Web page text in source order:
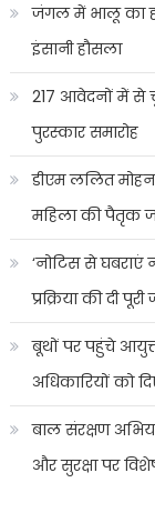
जंगल में भालू का
इंसानी हौसला
217 आवेदनों में से
पुरस्कार समारोह
डीएम ललित
महिला की पैतृक
‘नोटिस से
प्रक्रिया की दी
बूथों पर पहुंचे
अधिकारियों को
बाल संरक्षण
और सुरक्षा पर